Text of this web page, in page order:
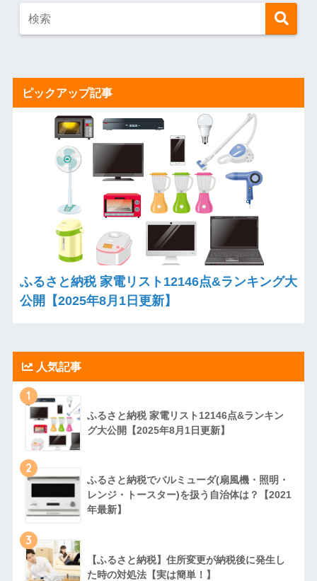
ピックアップ記事
ふるさと納税 家電リスト12146点&ランキング大
公開【2025年8月1日更新】
人気記事
1
ふるさと納税 家電リスト12146点&ランキン
グ大公開【2025年8月1日更新】
2
ふるさと納税でバルミューダ(扇風機・照明・
レンジ・トースター)を扱う自治体は？【2021
年最新】
3
【ふるさと納税】住所変更が納税後に発生し
た時の対処法【実は簡単！】